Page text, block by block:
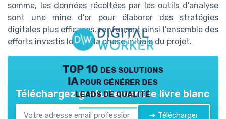
somme, les données récoltées par les outils d’analyse
sont une mine d’or pour élaborer des stratégies
digitales plus efficaces, renforçant ainsi l’ensemble des
efforts investis lors de la phase initiale du projet.
TOP 10 des solutions
IA pour générer des
leads de qualité
Téléchargez gratuitement le livre blanc
➔ Télécharger